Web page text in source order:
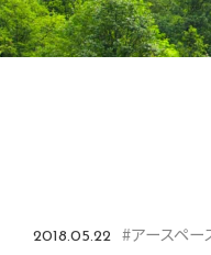
2018.05.22 #アースペ